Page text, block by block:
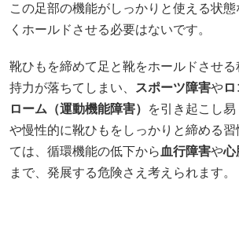
この足部の機能がしっかりと使える状
くホールドさせる必要はないです。
靴ひもを締めて足と靴をホールドさせ
持力が落ちてしまい、
スポーツ障害や
ローム（運動機能障害）
を引き起こし
や慢性的に靴ひもをしっかりと締める
ては、循環機能の低下から 血行障害や心
まで、発展する危険さえ考えられます。